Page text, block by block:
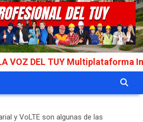
DEL TUY Multiplataforma
y VoLTE son algunas de las